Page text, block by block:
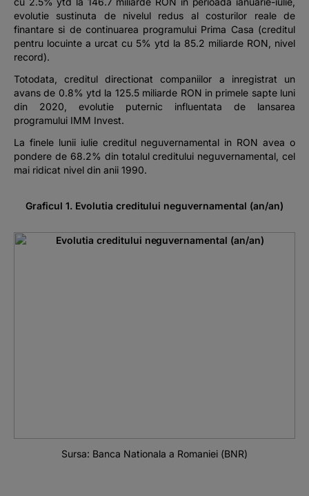
evolutie sustinuta de nivelul redus al costurilor reale de
finantare si de continuarea programului Prima Casa (creditul
pentru locuinte a urcat cu 5% ytd la 85.2 miliarde RON, nivel
record).
Totodata, creditul directionat companiilor a inregistrat un
avans de 0.8% ytd la 125.5 miliarde RON in primele sapte luni
din 2020, evolutie puternic influentata de lansarea
programului IMM Invest.
La finele lunii iulie creditul neguvernamental in RON avea o
pondere de 68.2% din totalul creditului neguvernamental, cel
mai ridicat nivel din anii 1990.
Graficul 1. Evolutia creditului neguvernamental (an/an)
Sursa: Banca Nationala a Romaniei (BNR)